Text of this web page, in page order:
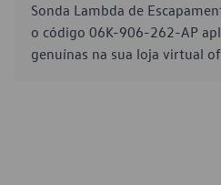
Sonda Lambda de
o código 06K-906-262-AP
genuínas na sua loja virtual